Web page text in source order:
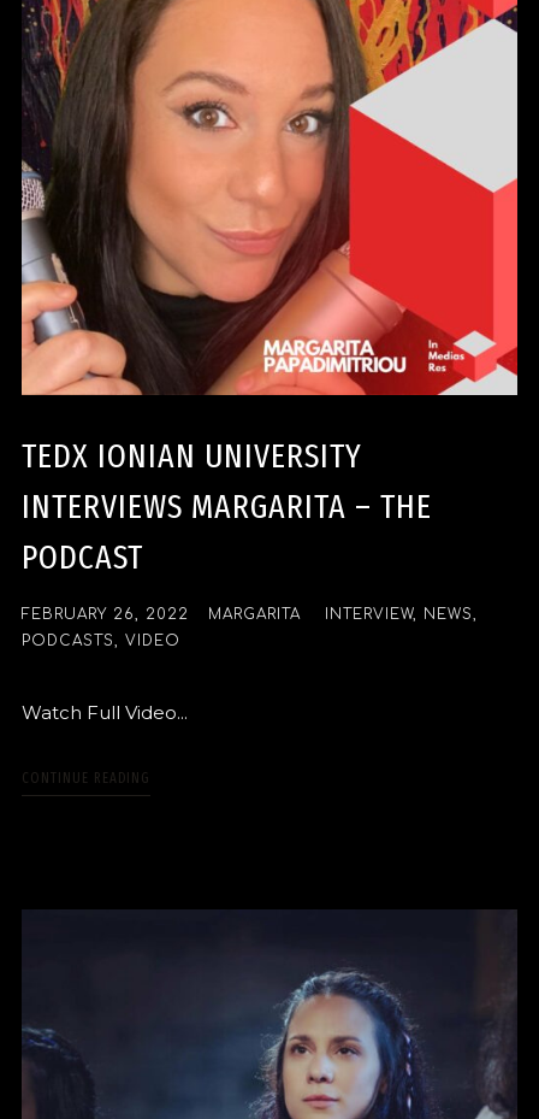
TEDX IONIAN UNIVERSITY
INTERVIEWS MARGARITA – THE
PODCAST
FEBRUARY 26, 2022 MARGARITA INTERVIEW, NEWS,
PODCASTS, VIDEO
Watch Full Video...
CONTINUE READING